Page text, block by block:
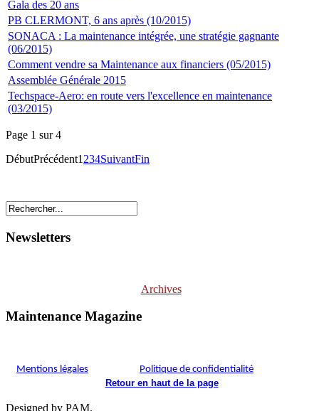
Gala des 20 ans
PB CLERMONT, 6 ans après (10/2015)
SONACA : La maintenance intégrée, une stratégie gagnante
(06/2015)
Comment vendre sa Maintenance aux financiers (05/2015)
Assemblée Générale 2015
Techspace-Aero: en route vers l'excellence en maintenance
(03/2015)
Page 1 sur 4
DébutPrécédent1 234SuivantFin
Newsletters
Archives
Maintenance Magazine
Mentions légales
Politique de confidentialité
Retour en haut de la page
Designed by PAM.